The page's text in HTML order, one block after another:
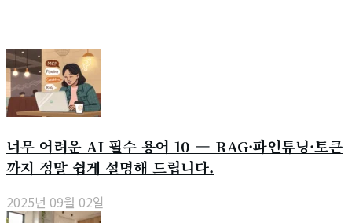
너무 어려운 AI 필수 용어 10 — RAG·파인튜닝·토큰
까지 정말 쉽게 설명해 드립니다.
2025년 09월 02일